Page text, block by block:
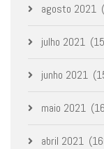
agosto 2021
julho 2021
junho 2021
maio 2021
abril 2021